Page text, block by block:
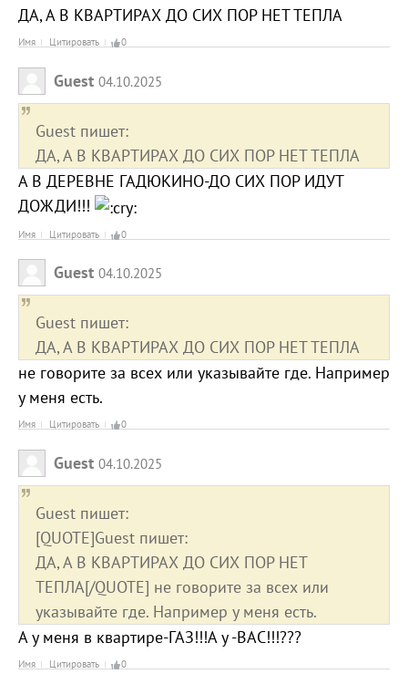
ДА, А В КВАРТИРАХ ДО СИХ ПОР НЕТ ТЕПЛА
Имя Цитировать 0
Guest 04.10.2025
Guest пишет:
ДА, А В КВАРТИРАХ ДО СИХ ПОР НЕТ ТЕПЛА
А В ДЕРЕВНЕ ГАДЮКИНО-ДО СИХ ПОР ИДУТ
ДОЖДИ!!!
Имя Цитировать 0
Guest 04.10.2025
Guest пишет:
ДА, А В КВАРТИРАХ ДО СИХ ПОР НЕТ ТЕПЛА
не говорите за всех или указывайте где. Например
у меня есть.
Имя Цитировать 0
Guest 04.10.2025
Guest пишет:
[QUOTE]Guest пишет:
ДА, А В КВАРТИРАХ ДО СИХ ПОР НЕТ
ТЕПЛА[/QUOTE] не говорите за всех или
указывайте где. Например у меня есть.
А у меня в квартире-ГАЗ!!!А у -ВАС!!!???
Имя Цитировать 0